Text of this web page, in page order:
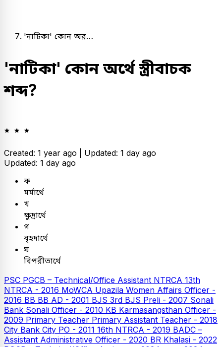
'নাটিকা' কোন অর…
'নাটিকা' কোন অর্থে স্ত্রীবাচক
শব্দ?
Created: 1 year ago | Updated: 1 day ago
Updated: 1 day ago
ক
মর্মার্থে
খ
ক্ষুদ্রার্থে
গ
বৃহদার্থে
ঘ
বিপরীতার্থে
PSC PGCB – Technical/Office Assistant NTRCA 13th
NTRCA - 2016 MoWCA Upazila Women Affairs Officer -
2016 BB BB AD - 2001 BJS 3rd BJS Preli - 2007 Sonali
Bank Sonali Officer - 2010 KB Karmasangsthan Officer -
2009 Primary Teacher Primary Assistant Teacher - 2018
City Bank City PO - 2011 16th NTRCA - 2019 BADC –
Assistant Administrative Officer - 2020 BR Khalasi - 2022